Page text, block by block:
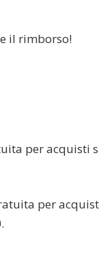
il rimborso!
per acquisti
per